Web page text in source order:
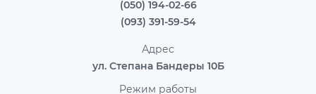
(050) 194-02-66
(093) 391-59-54
Адрес
ул. Степана Бандеры 10Б
Режим работы